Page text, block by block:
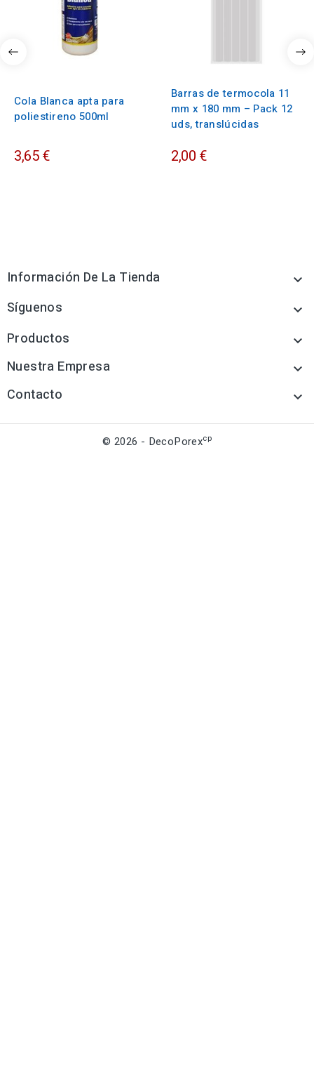
Cola Blanca apta para
poliestireno 500ml
3,65 €
Barras de termocola 11
mm x 180 mm – Pack 12
uds, translúcidas
2,00 €
Información De La Tienda 
Síguenos 
Productos 
Nuestra Empresa 
Contacto 
© 2026 - DecoPorexcp